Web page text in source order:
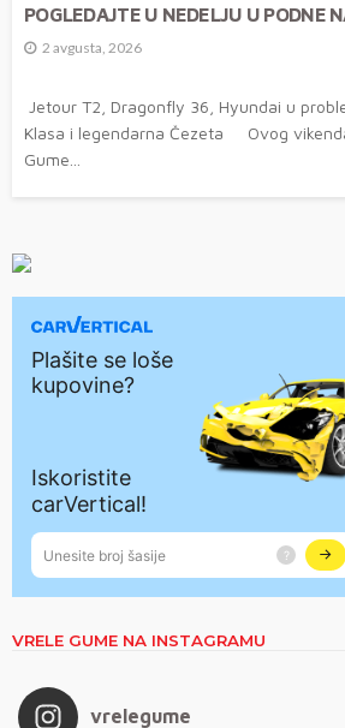
POGLEDAJTE U NEDELJU U PODNE
2 avgusta, 2026
Jetour T2, Dragonfly 36, Hyundai u
Klasa i legendarna Čezeta Ovog
Gume...
VRELE GUME NA INSTAGRAMU
vrelegume